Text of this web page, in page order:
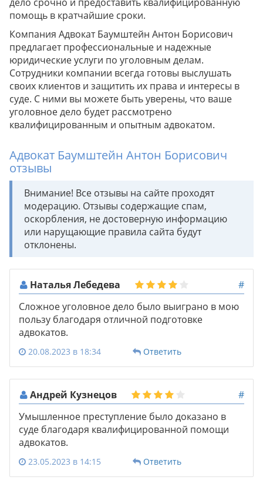
дело срочно и предоставить квалифицированную
помощь в кратчайшие сроки.
Компания Адвокат Баумштейн Антон Борисович
предлагает профессиональные и надежные
юридические услуги по уголовным делам.
Сотрудники компании всегда готовы выслушать
своих клиентов и защитить их права и интересы в
суде. С ними вы можете быть уверены, что ваше
уголовное дело будет рассмотрено
квалифицированным и опытным адвокатом.
Адвокат Баумштейн Антон Борисович
отзывы
Внимание! Все отзывы на сайте проходят
модерацию. Отзывы содержащие спам,
оскорбления, не достоверную информацию
или нарущающие правила сайта будут
отклонены.
Наталья Лебедева
#
Сложное уголовное дело было выиграно в мою
пользу благодаря отличной подготовке
адвокатов.
20.08.2023 в 18:34 Ответить
Андрей Кузнецов
#
Умышленное преступление было доказано в
суде благодаря квалифицированной помощи
адвокатов.
23.05.2023 в 14:15 Ответить